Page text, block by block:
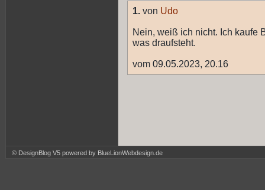
1. von Udo
Nein, weiß ich nicht. Ich kaufe
was draufsteht.
vom 09.05.2023, 20.16
© DesignBlog V5 powered by BlueLionWebdesign.de